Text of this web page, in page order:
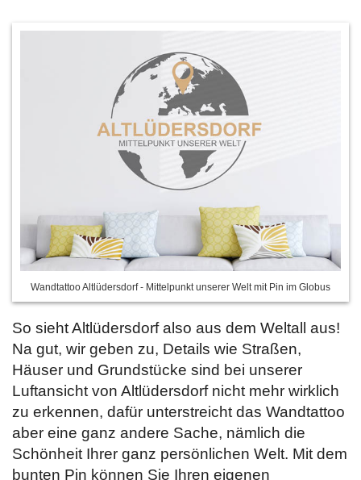
Wandtattoo Altlüdersdorf - Mittelpunkt unserer Welt mit Pin im Globus
So sieht Altlüdersdorf also aus dem Weltall aus!
Na gut, wir geben zu, Details wie Straßen,
Häuser und Grundstücke sind bei unserer
Luftansicht von Altlüdersdorf nicht mehr wirklich
zu erkennen, dafür unterstreicht das Wandtattoo
aber eine ganz andere Sache, nämlich die
Schönheit Ihrer ganz persönlichen Welt. Mit dem
bunten Pin können Sie Ihren eigenen